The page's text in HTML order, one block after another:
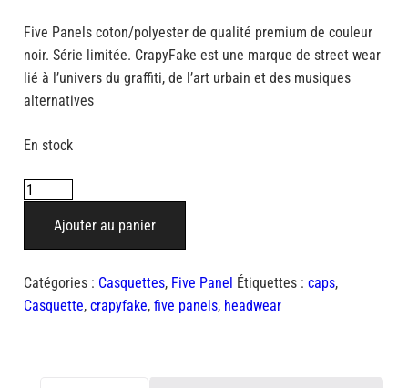
Five Panels coton/polyester de qualité premium de couleur
noir. Série limitée. CrapyFake est une marque de street wear
lié à l’univers du graffiti, de l’art urbain et des musiques
alternatives
En stock
quantité
The
North
Ajouter au panier
Catégories : Casquettes, Five Panel Étiquettes : caps,
Casquette, crapyfake, five panels, headwear